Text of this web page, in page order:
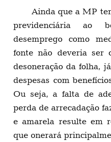
Ainda que a MP
previdenciária ao
desemprego como
fonte não deveria ser
desoneração da folha,
despesas com
Ou seja, a falta de
perda de arrecadação
e amarela resulte em
que onerará